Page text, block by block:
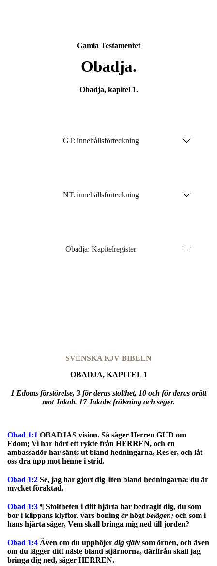
Gamla Testamentet
Obadja.
Obadja, kapitel 1.
GT: innehållsförteckning
NT: innehållsförteckning
Obadja: Kapitelregister
SVENSKA KJV BIBELN
OBADJA, KAPITEL 1
1 Edoms förstörelse, 3 för deras stolthet, 10 och för deras orätt
mot Jakob. 17 Jakobs frälsning och seger.
Obad 1:1 OBADJAS vision. Så säger Herren GUD om
Edom; Vi har hört ett rykte från HERREN, och en
ambassadör har sänts ut bland hedningarna, Res er, och låt
oss dra upp mot henne i strid.
Obad 1:2 Se, jag har gjort dig liten bland hedningarna: du är
mycket föraktad.
Obad 1:3 ¶ Stoltheten i ditt hjärta har bedragit dig, du som
bor i klippans klyftor, vars boning ärhögt belägen; och som i
hans hjärta säger, Vem skall bringa mig ned till jorden?
Obad 1:4 Även om du upphöjer dig självsom örnen, och även
om du lägger ditt näste bland stjärnorna, därifrån skall jag
bringa dig ned, säger HERREN.